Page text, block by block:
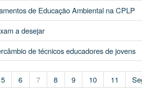
cookies e recolha dados. Ao aceder ao